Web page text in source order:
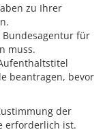
zu Ihrer
Bundesagentur für
muss.
beantragen, bevor
der
erforderlich ist.